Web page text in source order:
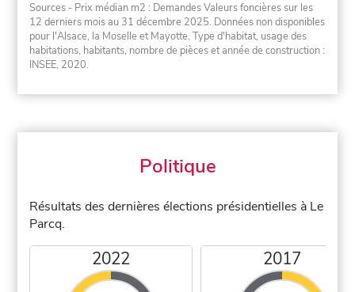
Sources - Prix médian m2 : Demandes Valeurs foncières sur les
12 derniers mois au 31 décembre 2025. Données non disponibles
pour l'Alsace, la Moselle et Mayotte. Type d'habitat, usage des
habitations, habitants, nombre de pièces et année de construction :
INSEE, 2020.
Politique
Résultats des dernières élections présidentielles à Le
Parcq.
2022 2017